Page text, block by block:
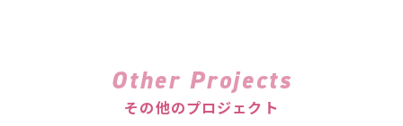
Other Projects
その他のプロジェクト